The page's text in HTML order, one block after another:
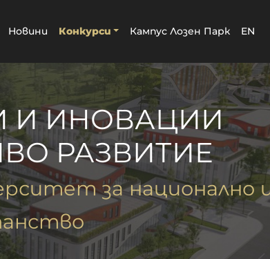
Новини Конкурси Кампус Лозен Парк EN
И ИНОВАЦИИ
РАЗВИТИЕ
за национално